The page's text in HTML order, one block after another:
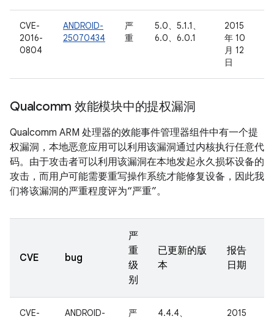
CVE-
2016-
0804
ANDROID-
25070434
严
重
5.0、5.1.1、
6.0、6.0.1
2015
年 10
月 12
日
Qualcomm 效能模块中的提权漏洞
Qualcomm ARM 处理器的效能事件管理器组件中有一个提
权漏洞，本地恶意应用可以利用该漏洞通过内核执行任意代
码。由于攻击者可以利用该漏洞在本地发起永久损坏设备的
攻击，而用户可能需要重写操作系统才能修复设备，因此我
们将该漏洞的严重程度评为“严重”。
CVE bug
严
重
级
别
已更新的版
本
报告
日期
CVE-
ANDROID-
严
4.4.4、
2015